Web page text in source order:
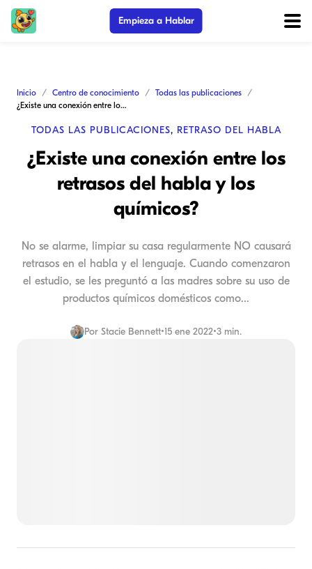
Empieza a Hablar
Inicio Centro de conocimiento
Todas las publicaciones
¿Existe una conexión entre los retrasos del habla y los químicos?
TODAS LAS PUBLICACIONES, RETRASO DEL HABLA
¿Existe una conexión entre los
retrasos del habla y los
químicos?
No se alarme, limpiar su casa regularmente NO causará
retrasos en el habla y el lenguaje. Cuando comenzaron
el estudio, se les preguntó a las madres sobre su uso de
productos químicos domésticos como...
Por Stacie Bennett•15 ene 2022•3 min.